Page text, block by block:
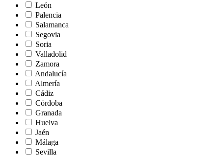
León
Palencia
Salamanca
Segovia
Soria
Valladolid
Zamora
Andalucía
Almería
Cádiz
Córdoba
Granada
Huelva
Jaén
Málaga
Sevilla